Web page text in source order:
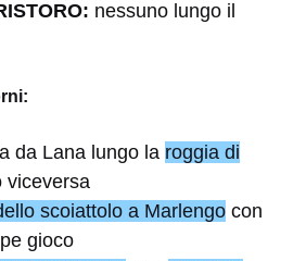
nessuno lungo il
da Lana lungo la roggia di
viceversa
scoiattolo a Marlengo con
gioco